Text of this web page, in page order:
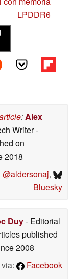
LPDDR6
:Alex
Writer-
on
2018
@aldersonaj,
Bluesky
Duy- Editorial
published
2008
Facebook